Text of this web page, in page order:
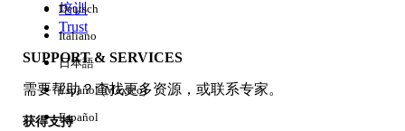
培训
Trust
SUPPORT & SERVICES
需要帮助？查找更多资源，或联系专家。
获得支持
Deutsch
Italiano
日本語
Español (México)
Español